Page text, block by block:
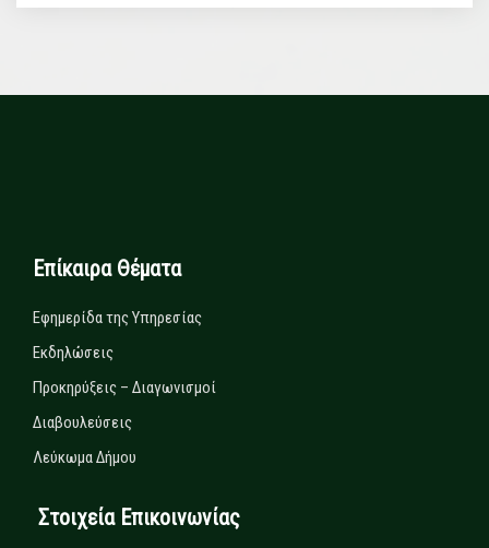
Επίκαιρα Θέματα
Εφημερίδα της Υπηρεσίας
Εκδηλώσεις
Προκηρύξεις – Διαγωνισμοί
Διαβουλεύσεις
Λεύκωμα Δήμου
Στοιχεία Επικοινωνίας